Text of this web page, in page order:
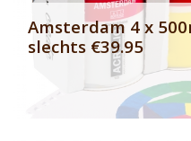
Amsterdam 4 x 500ml primair set nu
slechts €39.95